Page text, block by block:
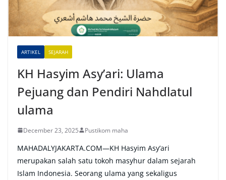
t
v
ARTIKEL SEJARAH
KH Hasyim Asy’ari: Ulama
Pejuang dan Pendiri Nahdlatul
ulama
December 23, 2025 Pustikom maha
MAHADALYJAKARTA.COM—KH Hasyim Asy’ari
merupakan salah satu tokoh masyhur dalam sejarah
Islam Indonesia. Seorang ulama yang sekaligus